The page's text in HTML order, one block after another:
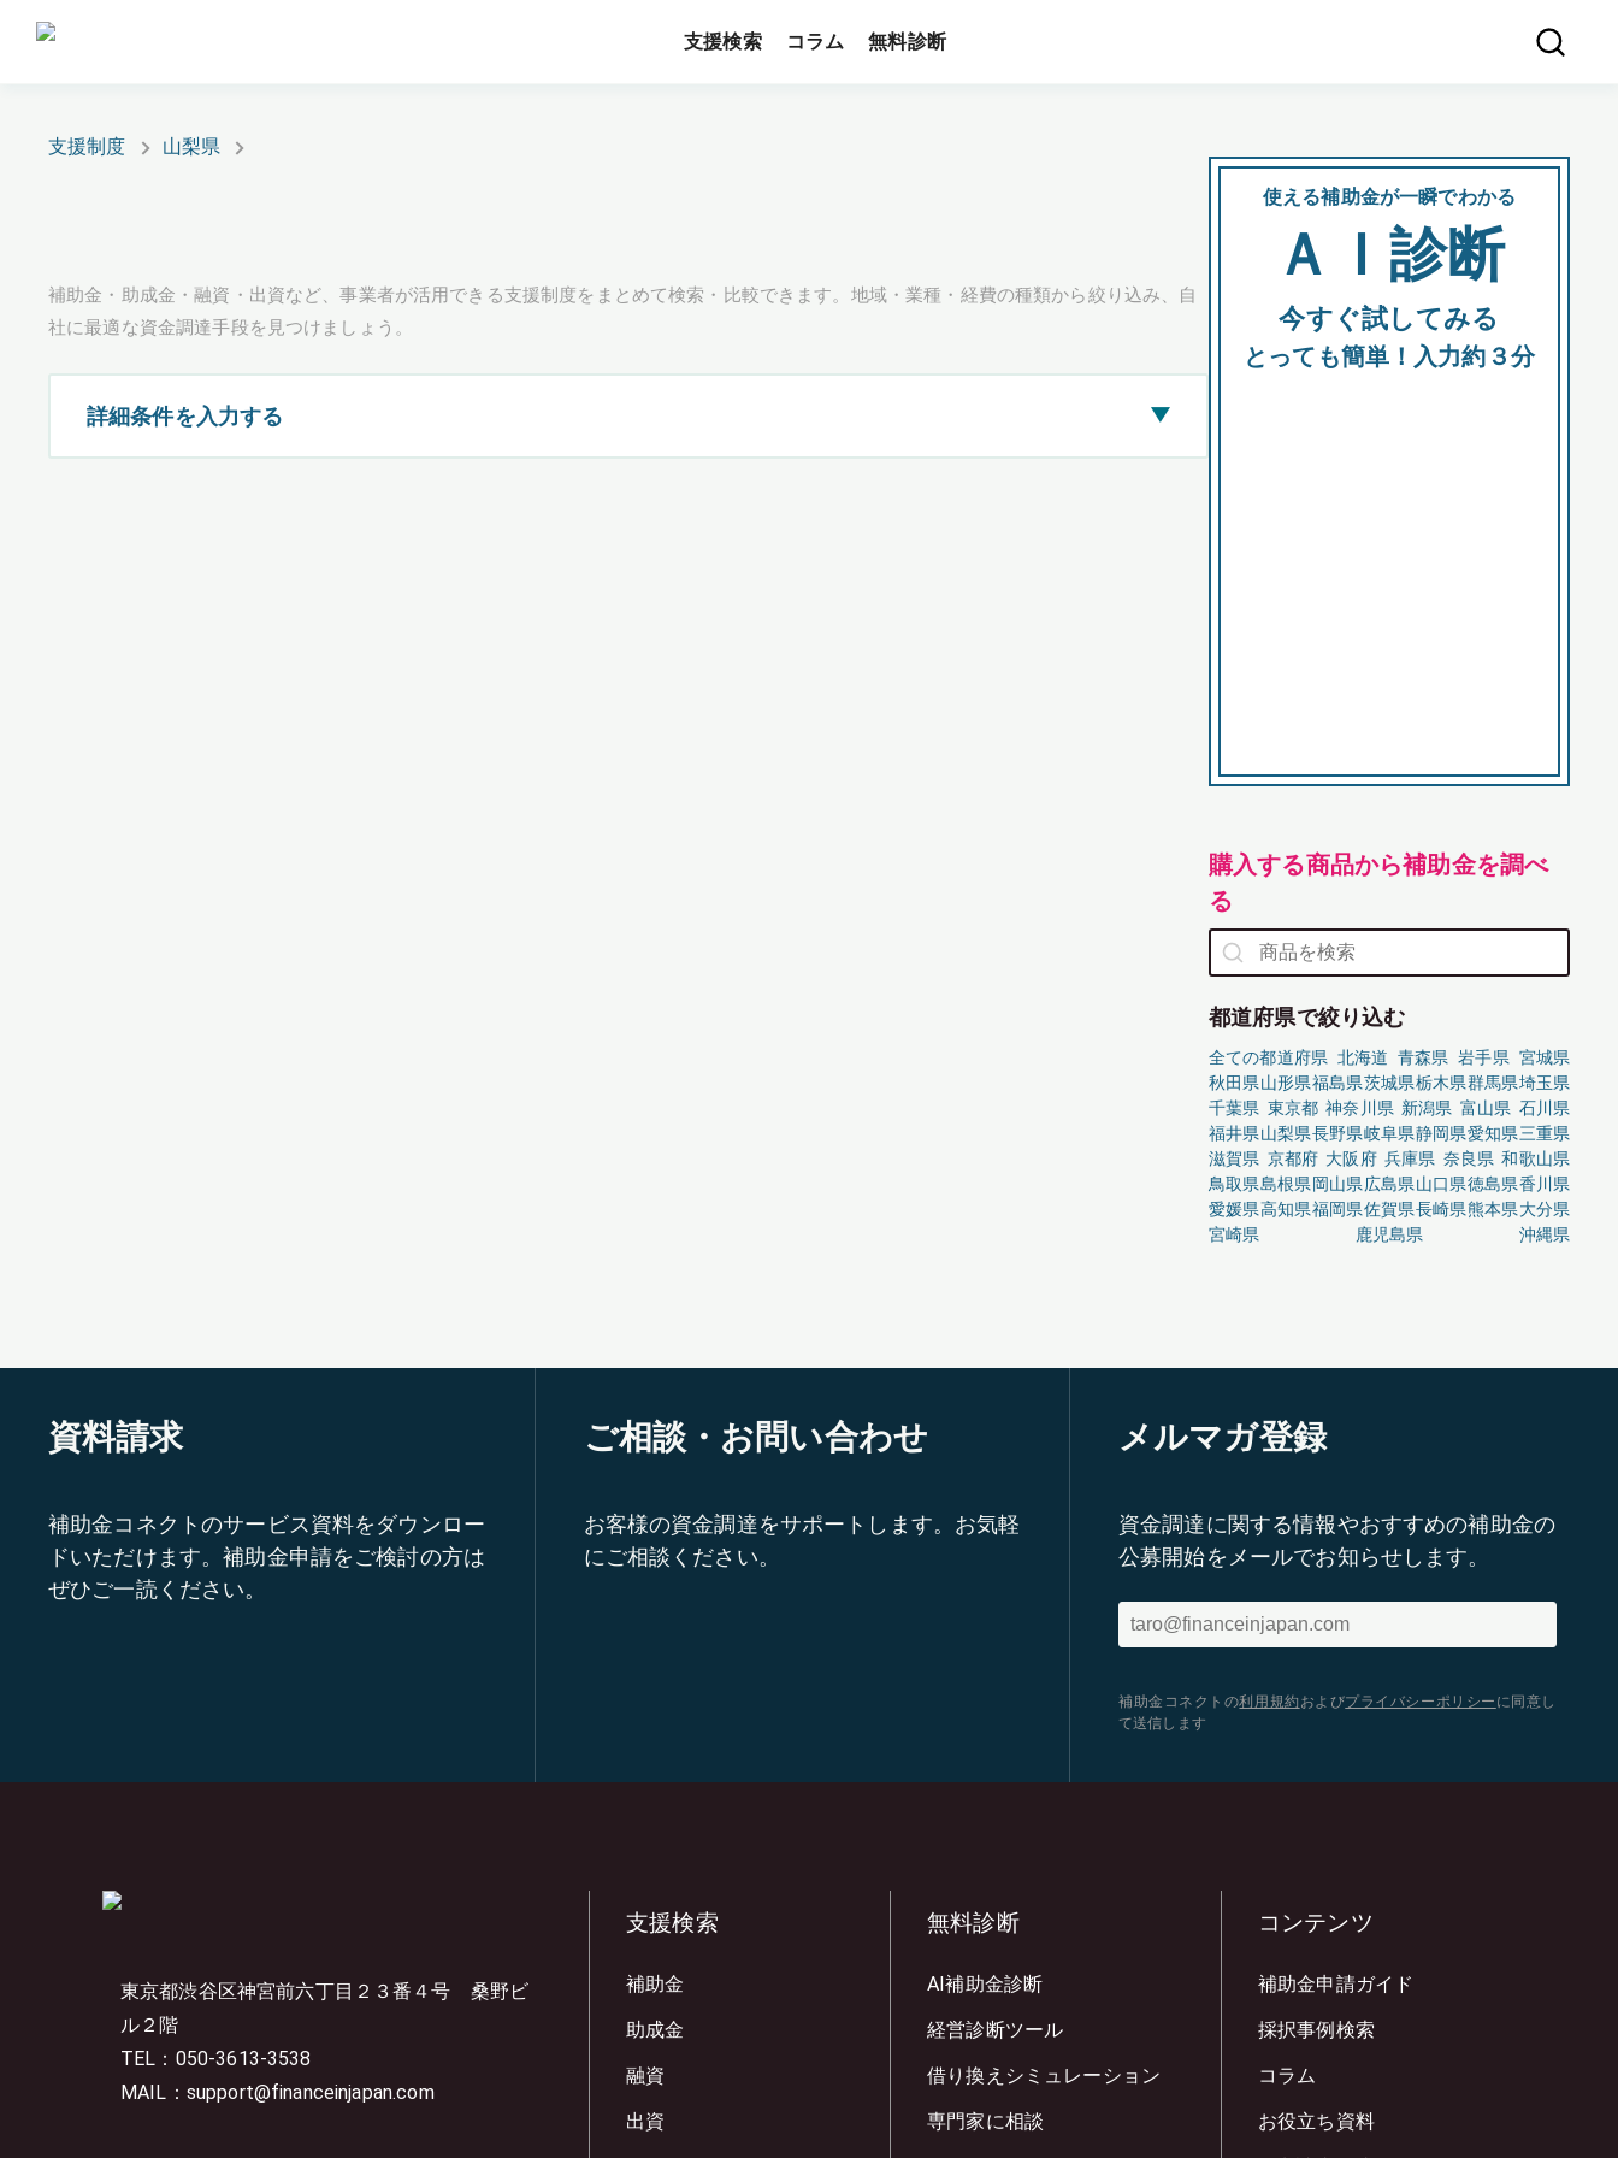
支援検索 コラム 無料診断
支援制度 山梨県
補助金・助成金・融資・出資など、事業者が活用できる支援制度をまとめて検索・比較できます。地域・業種・経費の種類から絞り込み、自
社に最適な資金調達手段を見つけましょう。
詳細条件を入力する ▶
使える補助金が一瞬でわかる
ＡＩ診断
今すぐ試してみる
とっても簡単！入力約３分
購入する商品から補助金を調べ
る
都道府県で絞り込む
全ての都道府県 北海道 青森県 岩手県 宮城県
秋田県山形県福島県茨城県栃木県群馬県埼玉県
千葉県 東京都 神奈川県 新潟県 富山県 石川県
福井県山梨県長野県岐阜県静岡県愛知県三重県
滋賀県 京都府 大阪府 兵庫県 奈良県 和歌山県
鳥取県島根県岡山県広島県山口県徳島県香川県
愛媛県高知県福岡県佐賀県長崎県熊本県大分県
宮崎県
鹿児島県 沖縄県
資料請求
補助金コネクトのサービス資料をダウンロー
ドいただけます。補助金申請をご検討の方は
ぜひご一読ください。
ご相談・お問い合わせ
お客様の資金調達をサポートします。お気軽
にご相談ください。
メルマガ登録
資金調達に関する情報やおすすめの補助金の
公募開始をメールでお知らせします。
補助金コネクトの利用規約 およびプライバシーポリシー に同意し
て送信します
東京都渋谷区神宮前六丁目２３番４号 桑野ビ
ル２階
TEL：050-3613-3538
MAIL：support@financeinjapan.com
支援検索
補助金
助成金
融資
出資
無料診断
AI補助金診断
経営診断ツール
借り換えシミュレーション
専門家に相談
コンテンツ
補助金申請ガイド
採択事例検索
コラム
お役立ち資料